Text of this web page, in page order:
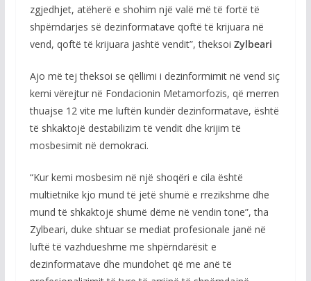
zgjedhjet, atëherë e shohim një valë më të fortë të
shpërndarjes së dezinformatave qoftë të krijuara në
vend, qoftë të krijuara jashtë vendit”, theksoi Zylbeari
Ajo më tej theksoi se qëllimi i dezinformimit në vend siç
kemi vërejtur në Fondacionin Metamorfozis, që merren
thuajse 12 vite me luftën kundër dezinformatave, është
të shkaktojë destabilizim të vendit dhe krijim të
mosbesimit në demokraci.
“Kur kemi mosbesim në një shoqëri e cila është
multietnike kjo mund të jetë shumë e rrezikshme dhe
mund të shkaktojë shumë dëme në vendin tone”, tha
Zylbeari, duke shtuar se mediat profesionale janë në
luftë të vazhdueshme me shpërndarësit e
dezinformatave dhe mundohet që me anë të